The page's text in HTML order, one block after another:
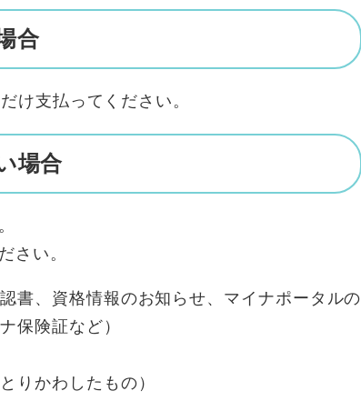
合
け支払ってください。
場合
さい。
書、資格情報のお知らせ、マイナポータルの
保険証など）
りかわしたもの）